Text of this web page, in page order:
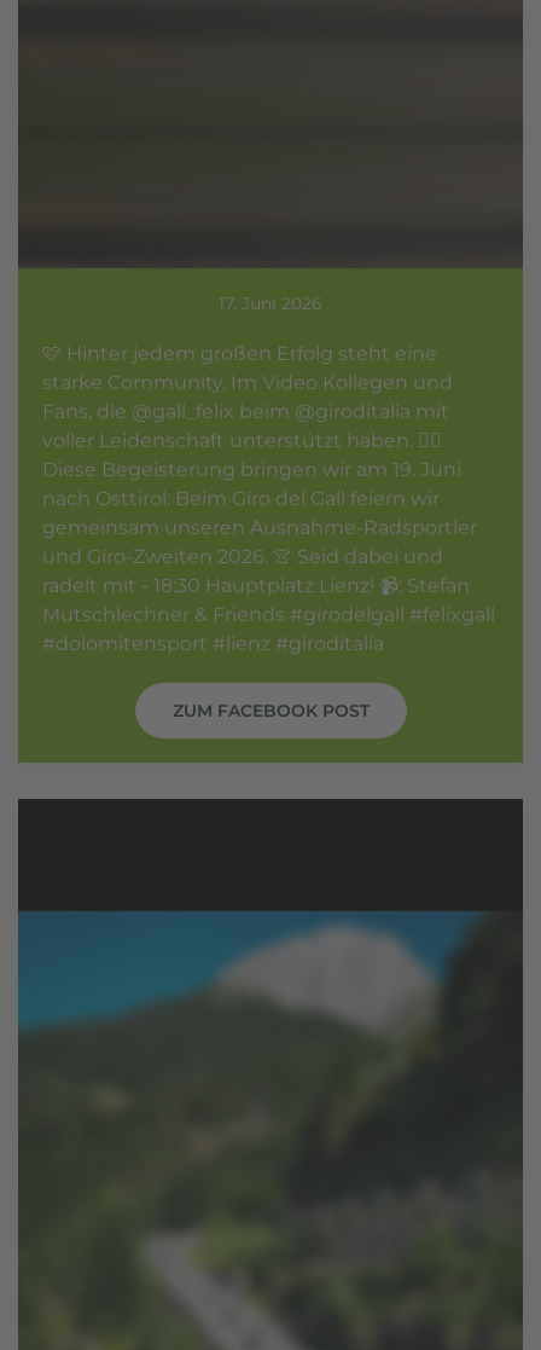
17. Juni 2026
🩷 Hinter jedem großen Erfolg steht eine
starke Community. Im Video Kollegen und
Fans, die @gall_felix beim @giroditalia mit
voller Leidenschaft unterstützt haben. ❤️‍🔥
Diese Begeisterung bringen wir am 19. Juni
nach Osttirol: Beim Giro del Gall feiern wir
gemeinsam unseren Ausnahme-Radsportler
und Giro-Zweiten 2026. 👚 Seid dabei und
radelt mit - 18:30 Hauptplatz Lienz! 📹: Stefan
Mutschlechner & Friends #girodelgall #felixgall
#dolomitensport #lienz #giroditalia
ZUM FACEBOOK POST